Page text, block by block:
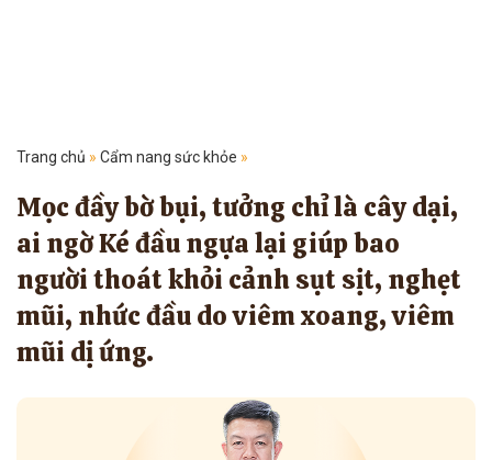
Trang chủ » Cẩm nang sức khỏe »
Mọc đầy bờ bụi, tưởng chỉ là cây dại,
ai ngờ Ké đầu ngựa lại giúp bao
người thoát khỏi cảnh sụt sịt, nghẹt
mũi, nhức đầu do viêm xoang, viêm
mũi dị ứng.